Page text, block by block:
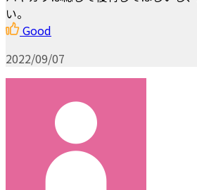
い。
Good
2022/09/07